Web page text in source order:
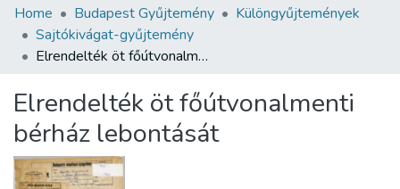
Communities & Collections
All of DSpace
About us
Home Budapest Gyűjtemény
Különgyűjtemények
Sajtókivágat-gyűjtemény
Elrendelték öt főútvonalmenti bérház lebontását
Elrendelték öt főútvonalmenti
bérház lebontását